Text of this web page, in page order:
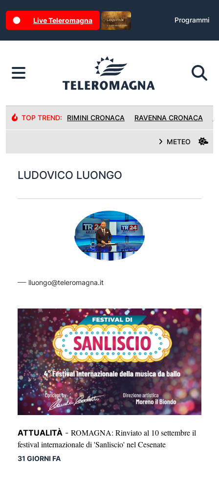
Live Teleromagna Programmi
TOP TREND: RIMINI CRONACA RAVENNA CRONACA
METEO
LUDOVICO LUONGO
lluongo@teleromagna.it
ATTUALITÀ - ROMAGNA: Rinviato al 10 settembre il
festival internazionale di 'Sanliscio' nel Cesenate
31 GIORNI FA